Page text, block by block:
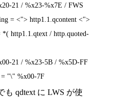
21 / %x23-%x7E / FWS
= <"> http1.1.qcontent <">
*( http1.1.qtext / http.quoted-
21 / %x23-5B / %x5D-FF
= "\" %x00-7F
も qdtext に LWS が使